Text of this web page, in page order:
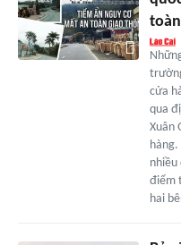
cửa
qua
Xuân
nhiều
điểm
hai